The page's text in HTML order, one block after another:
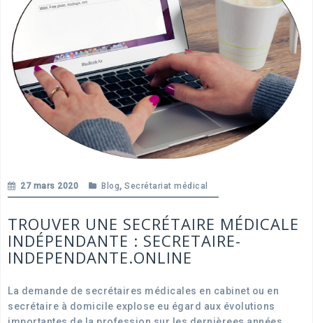
27 mars 2020 Blog, Secrétariat médical
TROUVER UNE SECRÉTAIRE MÉDICALE
INDÉPENDANTE : SECRETAIRE-
INDEPENDANTE.ONLINE
La demande de secrétaires médicales en cabinet ou en
secrétaire à domicile explose eu égard aux évolutions